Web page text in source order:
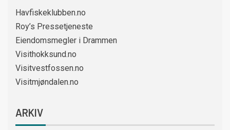
Havfiskeklubben.no
Roy’s Pressetjeneste
Eiendomsmegler i Drammen
Visithokksund.no
Visitvestfossen.no
Visitmjøndalen.no
ARKIV